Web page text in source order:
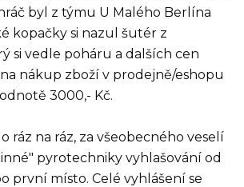
byl z týmu U Malého Berlína
kopačky si nazul šutér z
si vedle poháru a dalších cen
nákup zboží v prodejně/eshopu
3000,- Kč.
ráz na ráz, za všeobecného veselí
pyrotechniky vyhlašování od
první místo. Celé vyhlášení se